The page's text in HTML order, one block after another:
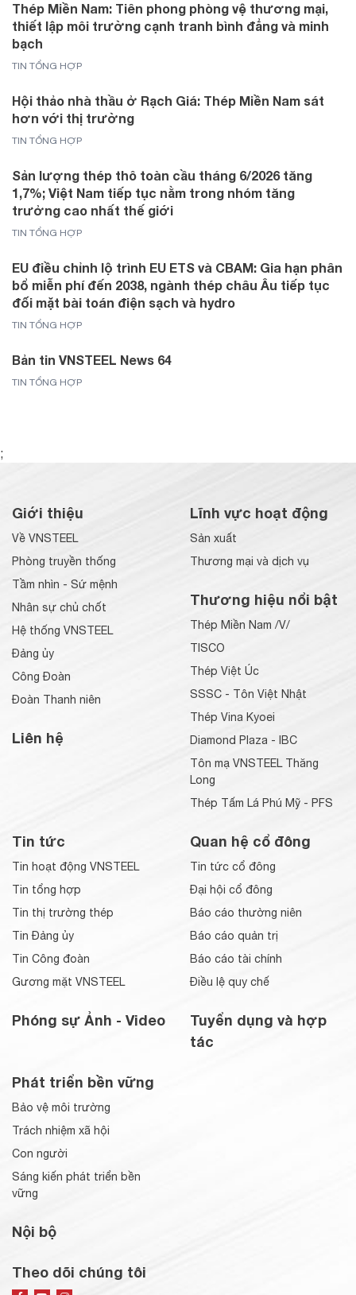
Thép Miền Nam: Tiên phong phòng vệ thương mại,
thiết lập môi trường cạnh tranh bình đẳng và minh
bạch
TIN TỔNG HỢP
Hội thảo nhà thầu ở Rạch Giá: Thép Miền Nam sát
hơn với thị trường
TIN TỔNG HỢP
Sản lượng thép thô toàn cầu tháng 6/2026 tăng
1,7%; Việt Nam tiếp tục nằm trong nhóm tăng
trưởng cao nhất thế giới
TIN TỔNG HỢP
EU điều chỉnh lộ trình EU ETS và CBAM: Gia hạn phân
bổ miễn phí đến 2038, ngành thép châu Âu tiếp tục
đối mặt bài toán điện sạch và hydro
TIN TỔNG HỢP
Bản tin VNSTEEL News 64
TIN TỔNG HỢP
;
Giới thiệu
Về VNSTEEL
Phòng truyền thống
Tầm nhìn - Sứ mệnh
Nhân sự chủ chốt
Hệ thống VNSTEEL
Đảng ủy
Công Đoàn
Đoàn Thanh niên
Liên hệ
Lĩnh vực hoạt động
Sản xuất
Thương mại và dịch vụ
Thương hiệu nổi bật
Thép Miền Nam /V/
TISCO
Thép Việt Úc
SSSC - Tôn Việt Nhật
Thép Vina Kyoei
Diamond Plaza - IBC
Tôn mạ VNSTEEL Thăng
Long
Thép Tấm Lá Phú Mỹ - PFS
Tin tức
Tin hoạt động VNSTEEL
Tin tổng hợp
Tin thị trường thép
Tin Đảng ủy
Tin Công đoàn
Gương mặt VNSTEEL
Phóng sự Ảnh - Video
Quan hệ cổ đông
Tin tức cổ đông
Đại hội cổ đông
Báo cáo thường niên
Báo cáo quản trị
Báo cáo tài chính
Điều lệ quy chế
Tuyển dụng và hợp
tác
Phát triển bền vững
Bảo vệ môi trường
Trách nhiệm xã hội
Con người
Sáng kiến phát triển bền
vững
Nội bộ
Theo dõi chúng tôi